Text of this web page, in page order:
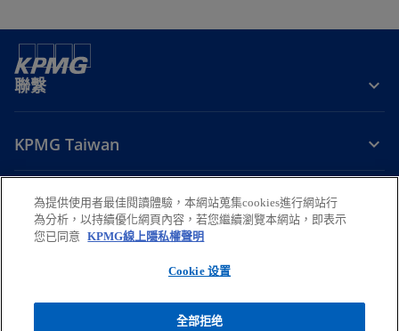
聯繫
KPMG Taiwan
掌握趨勢
在
籤
在
標
籤
中
新
標
籤
中
籤
籤
隱私權無障礙瀏覽
© 2026 安侯建業聯合會計師事務所，係中華民國法律下之合夥組織暨與
為提供使用者最佳閱讀體驗，本網站蒐集cookies進行網站行
為分析，以持續優化網頁內容，若您繼續瀏覽本網站，即表示
您已同意
KPMG線上隱私權聲明
Cookie 设置
全部拒绝